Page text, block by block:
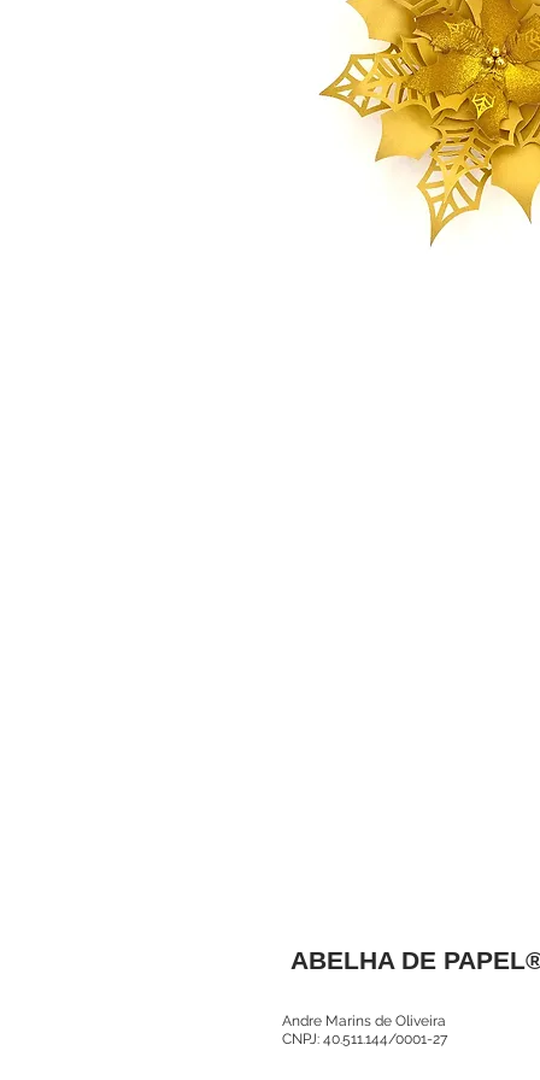
ABELHA DE
Andre Marins de Oliveira
CNPJ: 40.511.144/0001-27